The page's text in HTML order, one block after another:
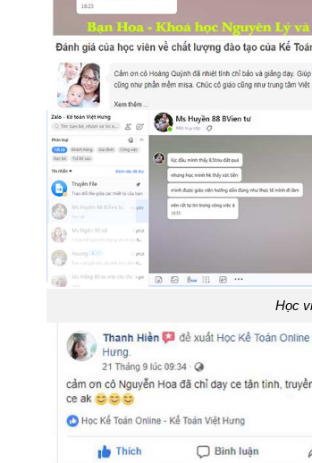
Học